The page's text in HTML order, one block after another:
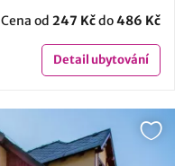
Cena od 247 Kčdo486 Kč
Detailubytování